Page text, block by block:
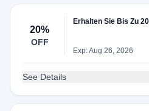
20%
OFF
Erhalten Sie Bis Zu
Exp: Aug 26, 2026
See Details